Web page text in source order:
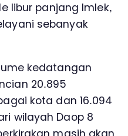
libur panjang Imlek,
sebanyak
kedatangan
20.895
kota dan 16.094
wilayah Daop 8